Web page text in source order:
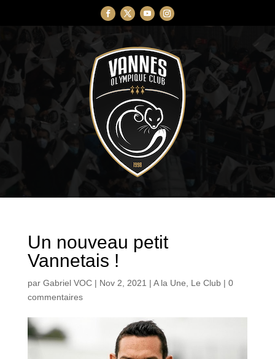
Un nouveau petit
Vannetais !
par Gabriel VOC| Nov 2, 2021 | A la Une, Le Club| 0
commentaires